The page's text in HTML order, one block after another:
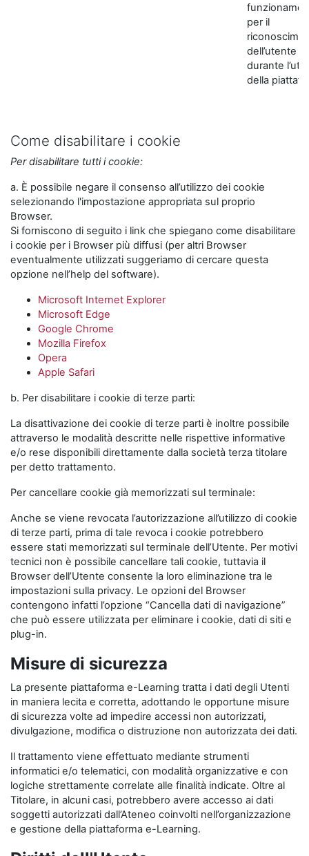
per il
dell’utente
durante
della
Come disabilitare i cookie
Per disabilitare tutti i cookie:
a. È possibile negare il consenso all’utilizzo dei cookie
selezionando l'impostazione appropriata sul proprio
Browser.
Si forniscono di seguito i link che spiegano come disabilitare
i cookie per i Browser più diffusi (per altri Browser
eventualmente utilizzati suggeriamo di cercare questa
opzione nell’help del software).
Microsoft Internet Explorer
Microsoft Edge
Google Chrome
Mozilla Firefox
Opera
Apple Safari
b. Per disabilitare i cookie di terze parti:
La disattivazione dei cookie di terze parti è inoltre possibile
attraverso le modalità descritte nelle rispettive informative
e/o rese disponibili direttamente dalla società terza titolare
per detto trattamento.
Per cancellare cookie già memorizzati sul terminale:
Anche se viene revocata l’autorizzazione all’utilizzo di cookie
di terze parti, prima di tale revoca i cookie potrebbero
essere stati memorizzati sul terminale dell’Utente. Per motivi
tecnici non è possibile cancellare tali cookie, tuttavia il
Browser dell’Utente consente la loro eliminazione tra le
impostazioni sulla privacy. Le opzioni del Browser
contengono infatti l’opzione “Cancella dati di navigazione”
che può essere utilizzata per eliminare i cookie, dati di siti e
plug-in.
Misure di sicurezza
La presente piattaforma e-Learning tratta i dati degli Utenti
in maniera lecita e corretta, adottando le opportune misure
di sicurezza volte ad impedire accessi non autorizzati,
divulgazione, modifica o distruzione non autorizzata dei dati.
Il trattamento viene effettuato mediante strumenti
informatici e/o telematici, con modalità organizzative e con
logiche strettamente correlate alle finalità indicate. Oltre al
Titolare, in alcuni casi, potrebbero avere accesso ai dati
soggetti autorizzati dall’Ateneo coinvolti nell’organizzazione
e gestione della piattaforma e-Learning.